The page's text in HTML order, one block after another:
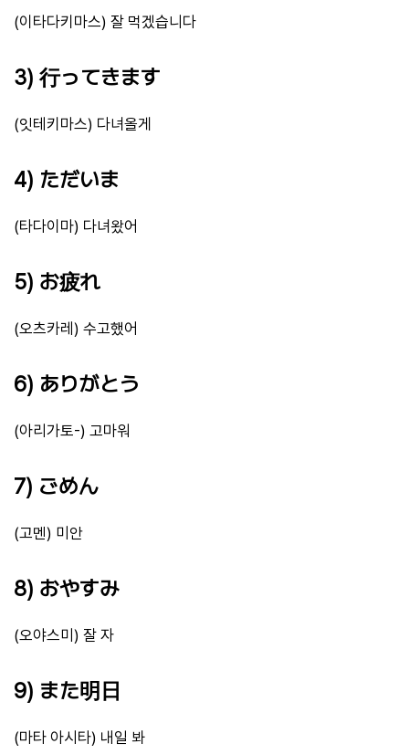
(이타다키마스) 잘 먹겠습니다
3) 行ってきます
(잇테키마스) 다녀올게
4) ただいま
(타다이마) 다녀왔어
5) お疲れ
(오츠카레) 수고했어
6) ありがとう
(아리가토-) 고마워
7) ごめん
(고멘) 미안
8) おやすみ
(오야스미) 잘 자
9) また明日
(마타 아시타) 내일 봐